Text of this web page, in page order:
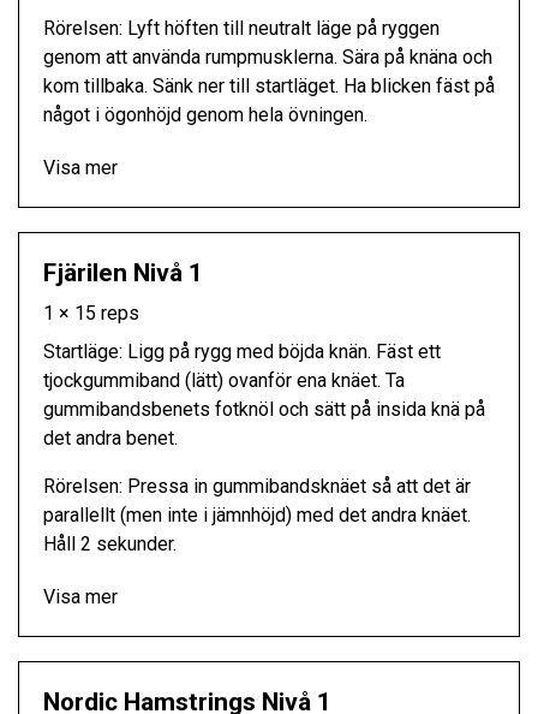
Rörelsen: Lyft höften till neutralt läge på ryggen
genom att använda rumpmusklerna. Sära på knäna och
kom tillbaka. Sänk ner till startläget. Ha blicken fäst på
något i ögonhöjd genom hela övningen.
Visa mer
Fjärilen Nivå 1
1 × 15 reps
Startläge: Ligg på rygg med böjda knän. Fäst ett
tjockgummiband (lätt) ovanför ena knäet. Ta
gummibandsbenets fotknöl och sätt på insida knä på
det andra benet.
Rörelsen: Pressa in gummibandsknäet så att det är
parallellt (men inte i jämnhöjd) med det andra knäet.
Håll 2 sekunder.
Visa mer
Nordic Hamstrings Nivå 1